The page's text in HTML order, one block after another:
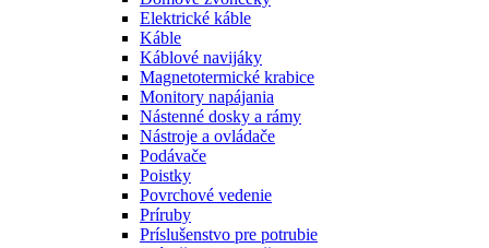
Elektrické káble
Káble
Káblové navijáky
Magnetotermické krabice
Monitory napájania
Nástenné dosky a rámy
Nástroje a ovládače
Podávače
Poistky
Povrchové vedenie
Príruby
Príslušenstvo pre potrubie